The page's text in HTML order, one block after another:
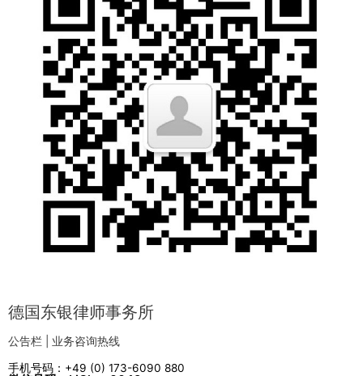
德国东银律师事务所
公告栏 | 业务咨询热线
手机号码：+49 (0) 173-6090 880